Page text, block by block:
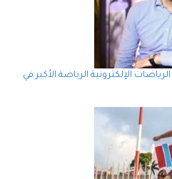
الإلكترونية الرياضة الأكبر في